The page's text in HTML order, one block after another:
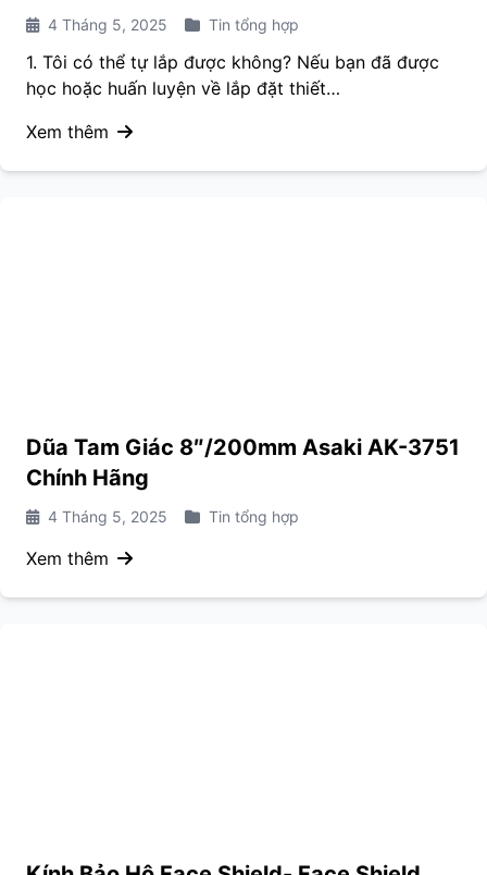
4 Tháng 5, 2025 Tin tổng hợp
1. Tôi có thể tự lắp được không? Nếu bạn đã được
học hoặc huấn luyện về lắp đặt thiết…
Xem thêm
Dũa Tam Giác 8″/200mm Asaki AK-3751
Chính Hãng
4 Tháng 5, 2025 Tin tổng hợp
Xem thêm